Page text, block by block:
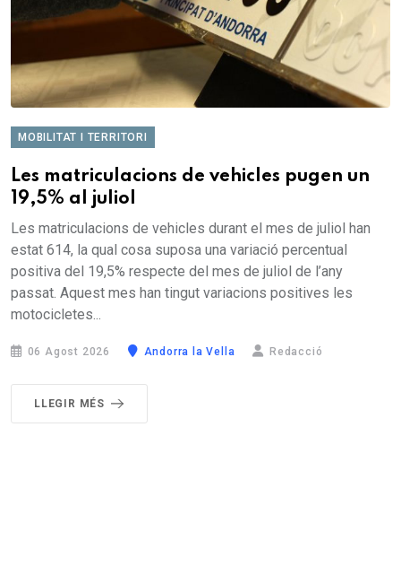
MOBILITAT I TERRITORI
Les matriculacions de vehicles pugen un
19,5% al juliol
Les matriculacions de vehicles durant el mes de juliol han
estat 614, la qual cosa suposa una variació percentual
positiva del 19,5% respecte del mes de juliol de l’any
passat. Aquest mes han tingut variacions positives les
motocicletes...
06 Agost 2026 Andorra la Vella Redacció
LLEGIR MÉS